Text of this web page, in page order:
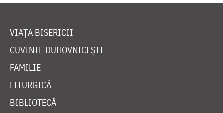
VIAȚA BISERICII
CUVINTE DUHOVNICEȘTI
FAMILIE
LITURGICĂ
BIBLIOTECĂ